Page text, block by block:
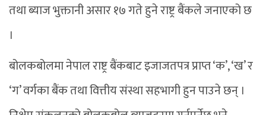
तथा ब्याज भुक्तानी असार १७ गते हुने राष्ट्र बैंकले जनाएको छ
।
बोलकबोलमा नेपाल राष्ट्र बैंकबाट इजाजतपत्र प्राप्त ‘क’, ‘ख’ र
‘ग’ वर्गका बैंक तथा वित्तीय संस्था सहभागी हुन पाउने छन् ।